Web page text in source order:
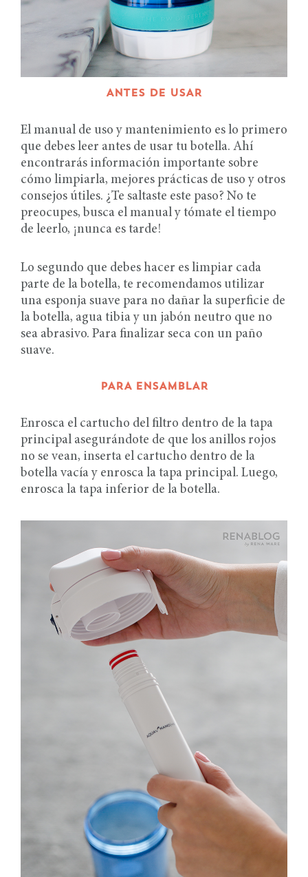
ANTES DE USAR
El manual de uso y mantenimiento es lo primero
que debes leer antes de usar tu botella. Ahí
encontrarás información importante sobre
cómo limpiarla, mejores prácticas de uso y otros
consejos útiles. ¿Te saltaste este paso? No te
preocupes, busca el manual y tómate el tiempo
de leerlo, ¡nunca es tarde!
Lo segundo que debes hacer es limpiar cada
parte de la botella, te recomendamos utilizar
una esponja suave para no dañar la superficie de
la botella, agua tibia y un jabón neutro que no
sea abrasivo. Para finalizar seca con un paño
suave.
PARA ENSAMBLAR
Enrosca el cartucho del filtro dentro de la tapa
principal asegurándote de que los anillos rojos
no se vean, inserta el cartucho dentro de la
botella vacía y enrosca la tapa principal. Luego,
enrosca la tapa inferior de la botella.